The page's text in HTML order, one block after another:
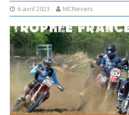
6 avril 2023 MCNevers